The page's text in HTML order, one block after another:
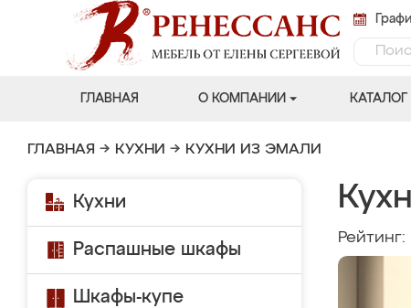
ГЛАВНАЯ О КОМПАНИИ КАТАЛОГ
ГЛАВНАЯ → КУХНИ → КУХНИ ИЗ ЭМАЛИ
Кухни
Распашные шкафы
Шкафы-купе
Рейтинг: